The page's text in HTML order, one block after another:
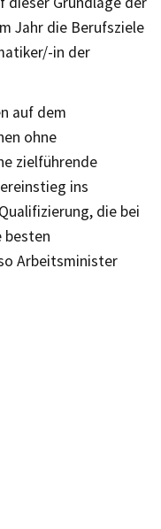
Jahr die Berufsziele
in der
auf dem
ohne
zielführende
ins
die bei
besten
Arbeitsminister